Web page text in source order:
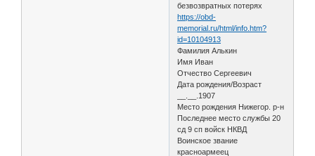
безвозвратных потерях
https://obd-
memorial.ru/html/info.htm?
id=10104913
Фамилия Алькин
Имя Иван
Отчество Сергеевич
Дата рождения/Возраст
__.__.1907
Место рождения Нижегор. р-н
Последнее место службы 20
сд 9 сп войск НКВД
Воинское звание
красноармеец